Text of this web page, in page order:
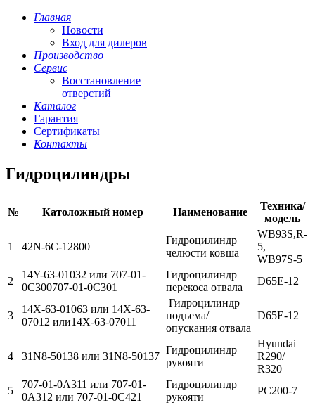
Главная
Новости
Вход для дилеров
Производство
Сервис
Восстановление
отверстий
Каталог
Гарантия
Сертификаты
Контакты
Гидроцилиндры
№ Католожный номер Наименование
Техника/
модель
1 42N-6C-12800
Гидроцилиндр
челюсти ковша
WB93S,R-
5,
WB97S-5
2
14Y-63-01032 или 707-01-
0C300707-01-0C301
Гидроцилиндр
перекоса отвала
D65E-12
3
14X-63-01063 или 14X-63-
07012 или14X-63-07011
Гидроцилиндр
подъема/
опускания отвала
D65E-12
4 31N8-50138 или 31N8-50137
Гидроцилиндр
рукояти
Hyundai
R290/
R320
5
707-01-0A311 или 707-01-
0A312 или 707-01-0C421
Гидроцилиндр
рукояти
PC200-7